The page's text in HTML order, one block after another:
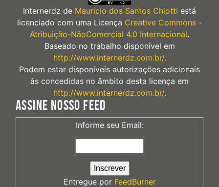
Internerdz de Mauricio dos Santos Chiotti está
licenciado com uma Licença Creative Commons -
Atribuição-NãoComercial 4.0 Internacional.
Baseado no trabalho disponível em
http://www.internerdz.com.br/.
Podem estar disponíveis autorizações adicionais
às concedidas no âmbito desta licença em
http://www.internerdz.com.br/.
ASSINE NOSSO FEED
Informe seu Email:
Entregue por FeedBurner